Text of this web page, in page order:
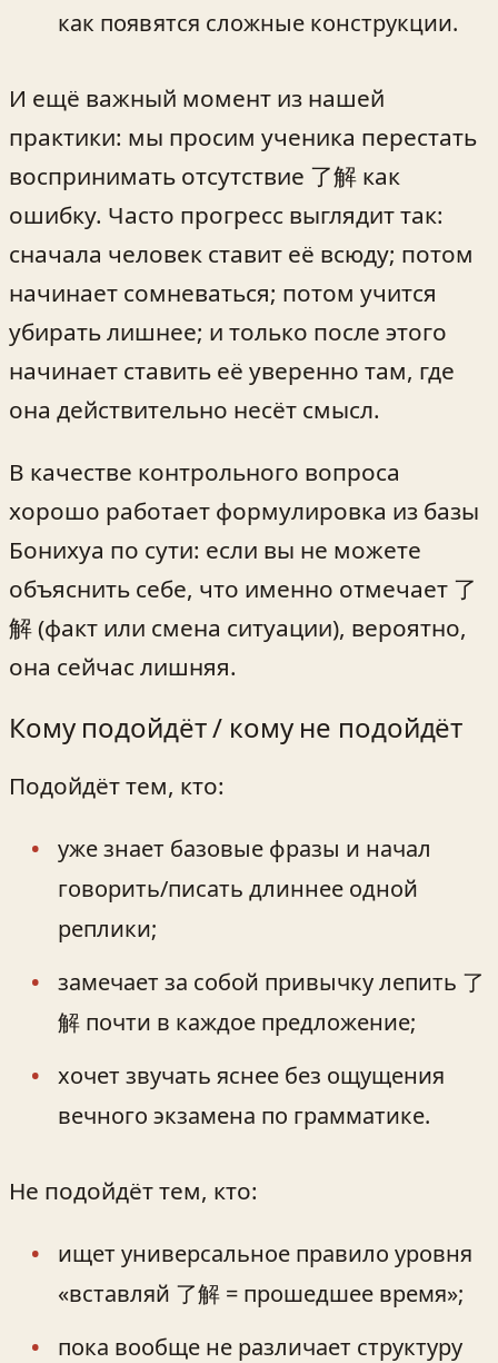
как появятся сложные конструкции.
И ещё важный момент из нашей
практики: мы просим ученика перестать
воспринимать отсутствие 了解 как
ошибку. Часто прогресс выглядит так:
сначала человек ставит её всюду; потом
начинает сомневаться; потом учится
убирать лишнее; и только после этого
начинает ставить её уверенно там, где
она действительно несёт смысл.
В качестве контрольного вопроса
хорошо работает формулировка из базы
Бонихуа по сути: если вы не можете
объяснить себе, что именно отмечает 了
解 (факт или смена ситуации), вероятно,
она сейчас лишняя.
Кому подойдёт / кому не подойдёт
Подойдёт тем, кто:
уже знает базовые фразы и начал
говорить/писать длиннее одной
реплики;
замечает за собой привычку лепить 了
解 почти в каждое предложение;
хочет звучать яснее без ощущения
вечного экзамена по грамматике.
Не подойдёт тем, кто:
ищет универсальное правило уровня
«вставляй 了解 = прошедшее время»;
пока вообще не различает структуру